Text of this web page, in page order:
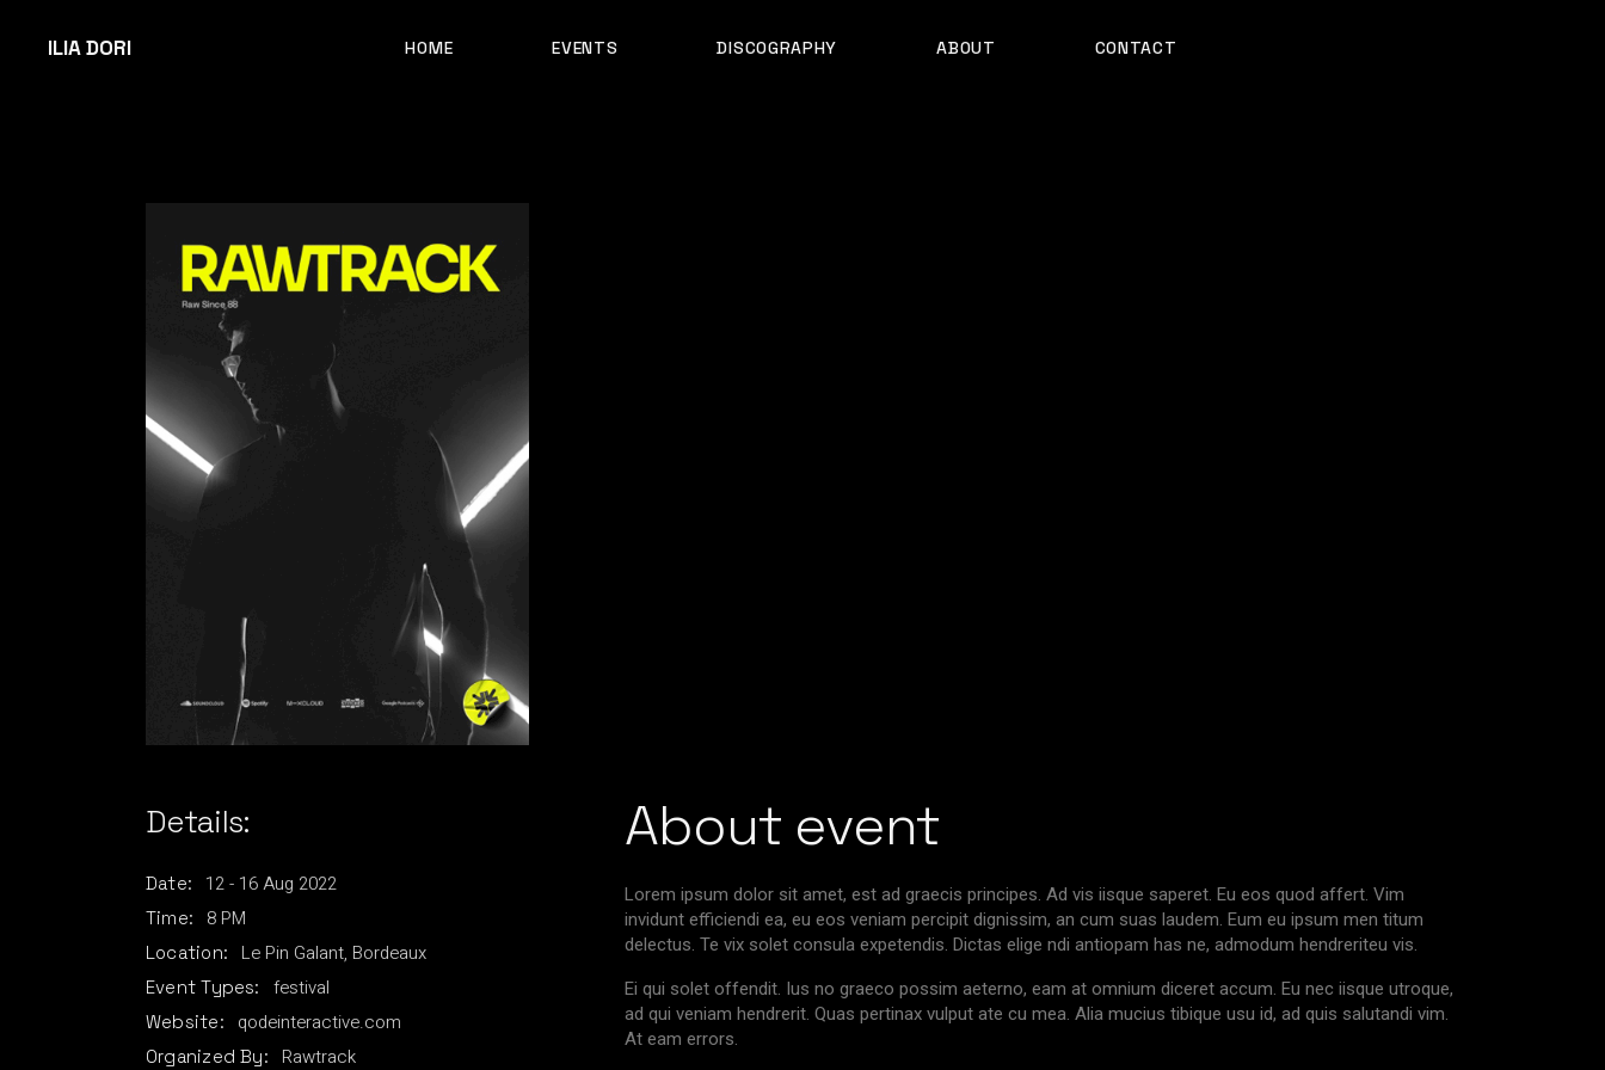
ILIA DORI HOME EVENTS DISCOGRAPHY ABOUT CONTACT
Details:
Date: 12- 16Aug 2022
Time: 8 PM
Location: Le Pin Galant, Bordeaux
Event Types: festival
Website: qodeinteractive.com
Organized By: Rawtrack
About event
Lorem ipsum dolor sit amet, est ad graecis principes. Ad vis iisque saperet. Eu eos quod affert. Vim
invidunt efficiendi ea, eu eos veniam percipit dignissim, an cum suas laudem. Eum eu ipsum men titum
delectus. Te vix solet consula expetendis. Dictas elige ndi antiopam has ne, admodum hendreriteu vis.
Ei qui solet offendit. Ius no graeco possim aeterno, eam at omnium diceret accum. Eu nec iisque utroque,
ad qui veniam hendrerit. Quas pertinax vulput ate cu mea. Alia mucius tibique usu id, ad quis salutandi vim.
At eam errors.